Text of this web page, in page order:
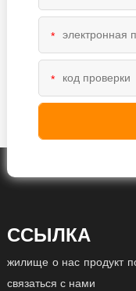
*
*
ССЫЛКА
жилище о нас продукт
связаться с нами